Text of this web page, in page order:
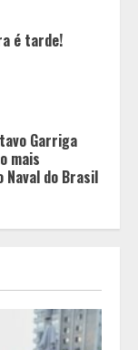
mais
Savassi
com o
no Amapá e